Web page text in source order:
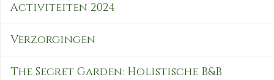
Activiteiten 2024
Verzorgingen
The Secret Garden: Holistische B&B